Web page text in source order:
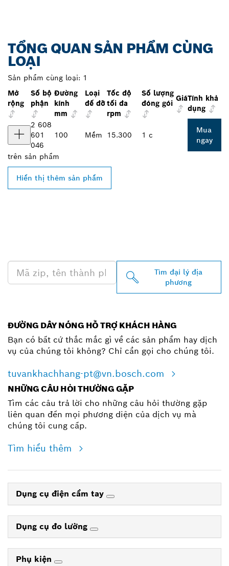
TỔNG QUAN SẢN PHẨM CÙNG
LOẠI
Sản phẩm cùng loại: 1
Mở
rộng
Số bộ
phận
Đường
kính
mm
Loại
đế đỡ
Tốc độ
tối đa
rpm
Số lượng
đóng gói
GiáTính khả
dụng
2 608
601
046
100 Mềm 15.300 1 c
Mua
ngay
trên sản phẩm
Hiển thị thêm sản phẩm
Tìm đại lý địa
phương
ĐƯỜNG DÂY NÓNG HỖ TRỢ KHÁCH HÀNG
Bạn có bất cứ thắc mắc gì về các sản phẩm hay dịch
vụ của chúng tôi không? Chỉ cần gọi cho chúng tôi.
tuvankhachhang-pt@vn.bosch.com
NHỮNG CÂU HỎI THƯỜNG GẶP
Tìm các câu trả lời cho những câu hỏi thường gặp
liên quan đến mọi phương diện của dịch vụ mà
chúng tôi cung cấp.
Tìm hiểu thêm
Dụng cụ điện cầm tay
Dụng cụ đo lường
Phụ kiện